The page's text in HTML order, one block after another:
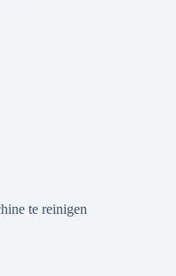
te reinigen